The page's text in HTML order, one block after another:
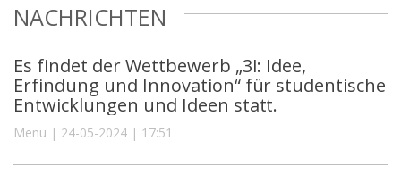
NACHRICHTEN
Es findet der Wettbewerb „3I: Idee,
Erfindung und Innovation“ für studentische
Entwicklungen und Ideen statt.
Menu | 24-05-2024 | 17:51